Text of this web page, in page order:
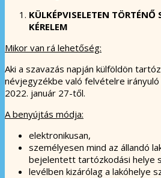
KÜLKÉPVISELETEN
KÉRELEM
Mikor van rá lehetőség:
Aki a szavazás napján külföldön
névjegyzékbe való felvételre
2022. január 27-től.
A benyújtás módja:
elektronikusan,
személyesen mind az állandó
bejelentett tartózkodási helye
levélben kizárólag a lakóhelye